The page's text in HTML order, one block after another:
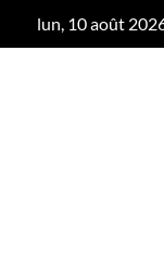
lun, 10 août